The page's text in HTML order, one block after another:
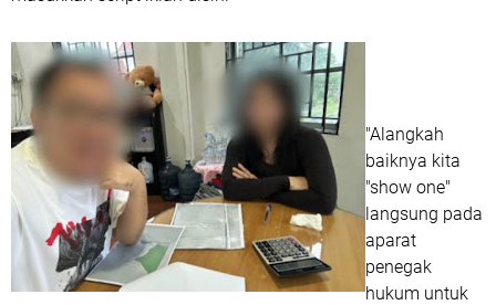
"Alangkah
baiknya kita
"show one"
langsung pada
aparat
penegak
hukum untuk